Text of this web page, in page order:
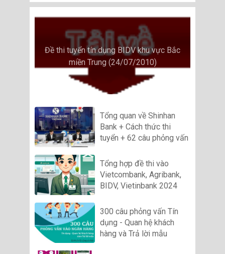
Đề thi tuyển tín dụng BIDV khu vực Bắc
miền Trung (24/07/2010)
Tổng quan về Shinhan
Bank + Cách thức thi
tuyển + 62 câu phỏng vấn
Tổng hợp đề thi vào
Vietcombank, Agribank,
BIDV, Vietinbank 2024
300 câu phỏng vấn Tín
dụng - Quan hệ khách
hàng và Trả lời mẫu